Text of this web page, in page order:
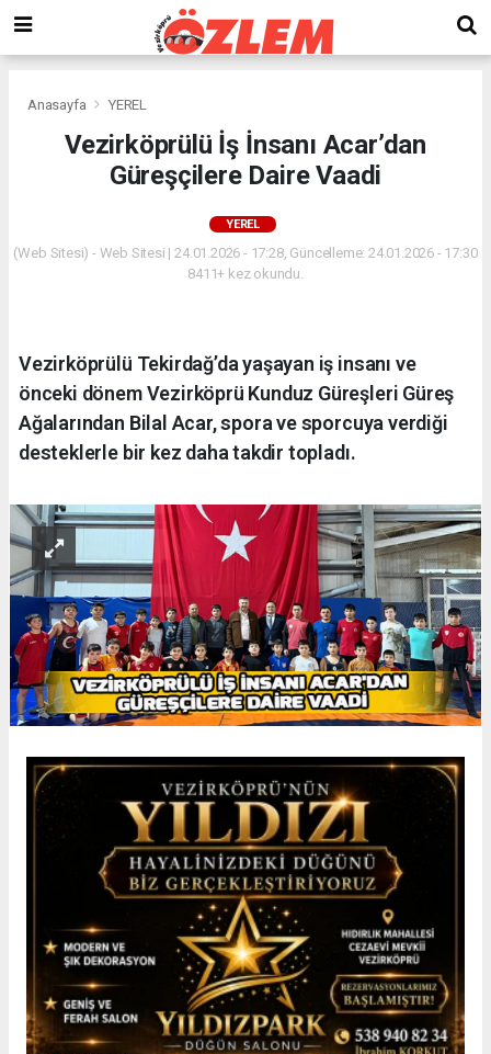
Anasayfa YEREL
Vezirköprülü İş İnsanı Acar’dan
Güreşçilere Daire Vaadi
YEREL
(Web Sitesi) - Web Sitesi | 24.01.2026 - 17:28, Güncelleme: 24.01.2026 - 17:30
8411+ kez okundu.
Vezirköprülü Tekirdağ’da yaşayan iş insanı ve
önceki dönem Vezirköprü Kunduz Güreşleri Güreş
Ağalarından Bilal Acar, spora ve sporcuya verdiği
desteklerle bir kez daha takdir topladı.